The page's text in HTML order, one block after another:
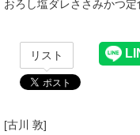
おろし塩ダレささみかつ
リスト
[古川 敦]